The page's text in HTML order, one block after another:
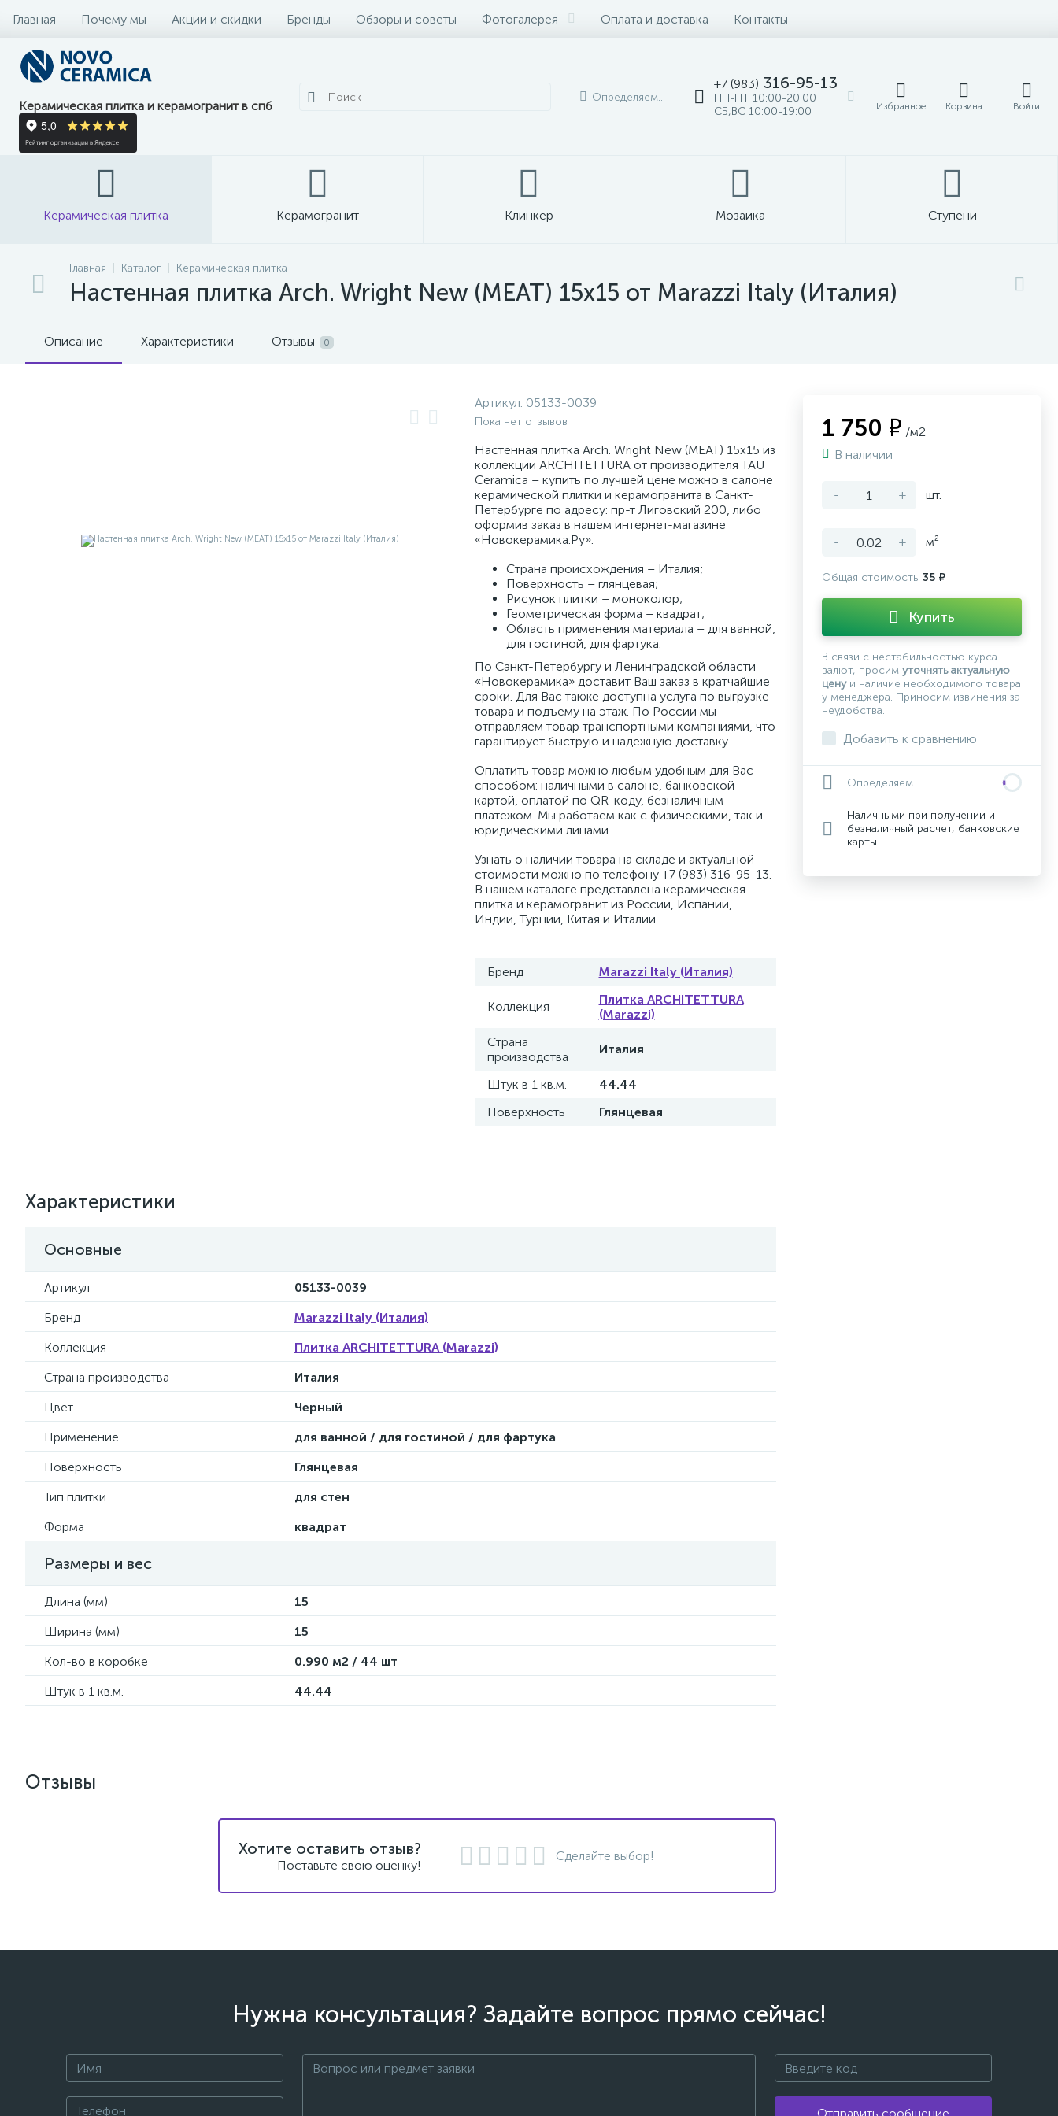
Главная Почему мы Акции и скидки Бренды Обзоры и советы Фотогалерея Оплата и доставка Контакты
Керамическая плитка и керамогранит в спб
Определяем...
+7 (983) 316-95-13
ПН-ПТ 10:00-20:00
СБ,ВС 10:00-19:00
Избранное Корзина Войти
Керамическая плитка Керамогранит Клинкер Мозаика Ступени
Главная Каталог Керамическая плитка
Настенная плитка Arch. Wright New (MEAT) 15x15 от Marazzi Italy (Италия)
Описание Характеристики Отзывы 0
Артикул: 05133-0039
Пока нет отзывов
Настенная плитка Arch. Wright New (MEAT) 15x15 из
коллекции ARCHITETTURA от производителя TAU
Ceramica – купить по лучшей цене можно в салоне
керамической плитки и керамогранита в Санкт-
Петербурге по адресу: пр-т Лиговский 200, либо
оформив заказ в нашем интернет-магазине
«Новокерамика.Ру».
Страна происхождения – Италия;
Поверхность – глянцевая;
Рисунок плитки – моноколор;
Геометрическая форма – квадрат;
Область применения материала – для ванной,
для гостиной, для фартука.
По Санкт-Петербургу и Ленинградской области
«Новокерамика» доставит Ваш заказ в кратчайшие
сроки. Для Вас также доступна услуга по выгрузке
товара и подъему на этаж. По России мы
отправляем товар транспортными компаниями, что
гарантирует быструю и надежную доставку.
Оплатить товар можно любым удобным для Вас
способом: наличными в салоне, банковской
картой, оплатой по QR-коду, безналичным
платежом. Мы работаем как с физическими, так и
юридическими лицами.
Узнать о наличии товара на складе и актуальной
стоимости можно по телефону +7 (983) 316-95-13.
В нашем каталоге представлена керамическая
плитка и керамогранит из России, Испании,
Индии, Турции, Китая и Италии.
Бренд Marazzi Italy (Италия)
Коллекция
Плитка ARCHITETTURA
(Marazzi)
Страна
производства
Италия
Штук в 1 кв.м.
44.44
Поверхность
Глянцевая
Характеристики
Основные
Артикул
05133-0039
Бренд
Marazzi Italy (Италия)
Коллекция
Плитка ARCHITETTURA (Marazzi)
Страна производства
Италия
Цвет
Черный
Применение
для ванной / для гостиной / для фартука
Поверхность
Глянцевая
Тип плитки
для стен
Форма
квадрат
Размеры и вес
Длина (мм)
15
Ширина (мм)
15
Кол-во в коробке
0.990 м2 / 44 шт
Штук в 1 кв.м.
44.44
1 750 ₽ /м2
В наличии
- + шт.
- + м²
Общая стоимость 35 ₽
Купить
В связи с нестабильностью курса
валют, просим уточнять актуальную
ценуи наличие необходимого товара
у менеджера. Приносим извинения за
неудобства.
Добавить к сравнению
Определяем...
Наличными при получении и
безналичный расчет, банковские
карты
Отзывы
Хотите оставить отзыв?
Поставьте свою оценку!
Сделайте выбор!
Нужна консультация? Задайте вопрос прямо сейчас!
Отправить сообщение